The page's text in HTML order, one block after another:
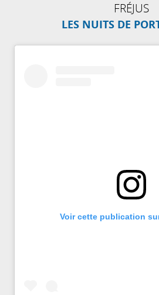
FRÉJUS
LES NUITS DE
Voir cette publication